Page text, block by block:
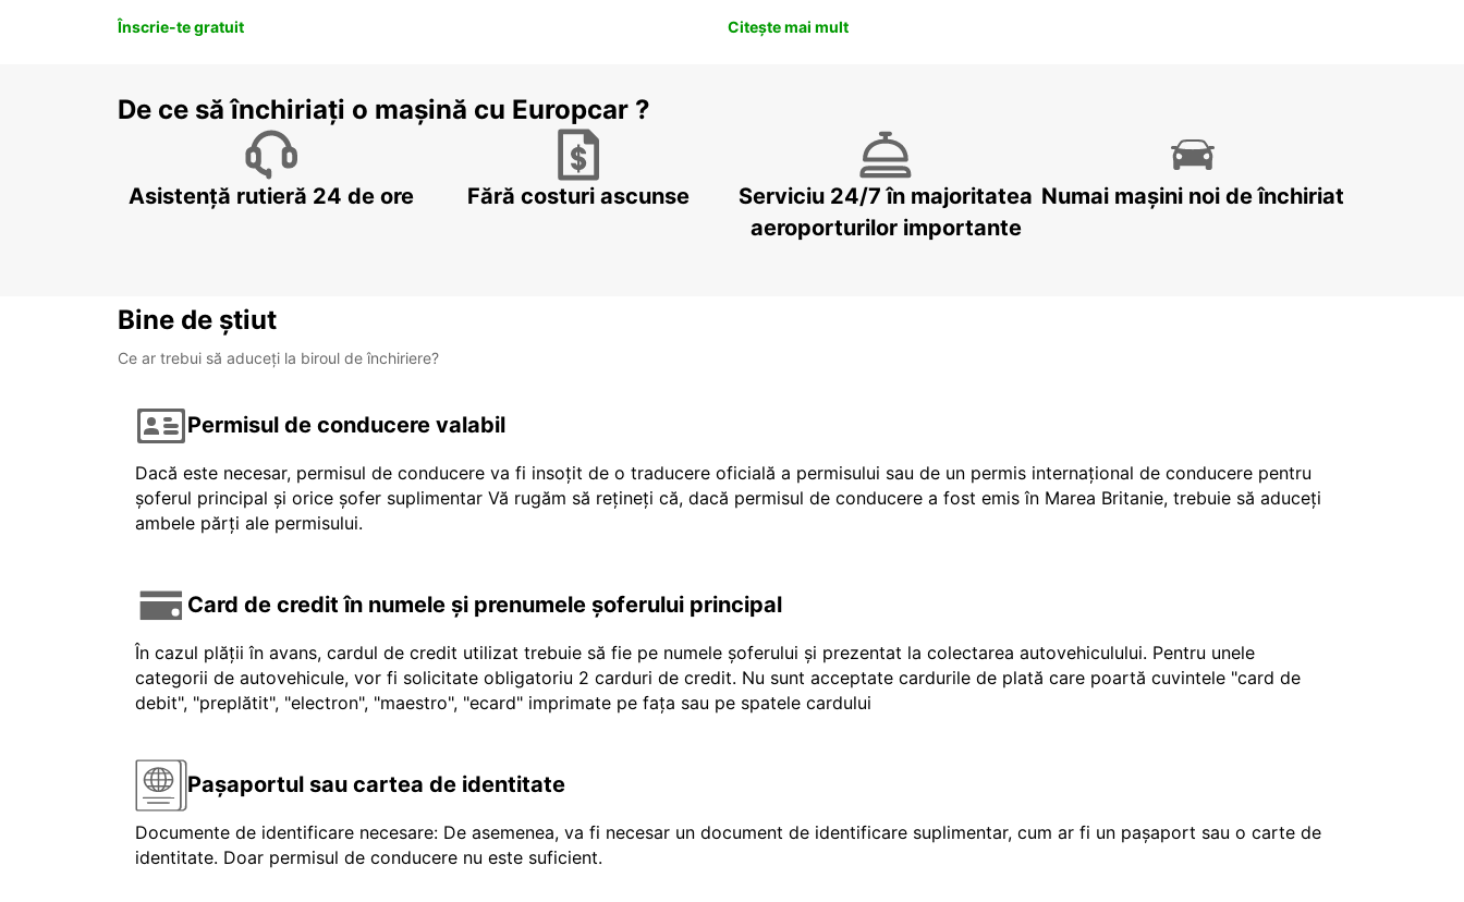
Înscrie-te gratuit Citește mai mult
De ce să închiriați o mașină cu Europcar ?
Asistență rutieră 24 de ore Fără costuri ascunse
Serviciu 24/7 în majoritatea
aeroporturilor importante
Numai mașini noi de închiriat
Bine de știut
Ce ar trebui să aduceți la biroul de închiriere?
Permisul de conducere valabil
Dacă este necesar, permisul de conducere va fi insoțit de o traducere oficială a permisului sau de un permis internațional de conducere pentru
șoferul principal și orice șofer suplimentar Vă rugăm să rețineți că, dacă permisul de conducere a fost emis în Marea Britanie, trebuie să aduceți
ambele părți ale permisului.
Card de credit în numele și prenumele șoferului principal
În cazul plății în avans, cardul de credit utilizat trebuie să fie pe numele șoferului și prezentat la colectarea autovehiculului. Pentru unele
categorii de autovehicule, vor fi solicitate obligatoriu 2 carduri de credit. Nu sunt acceptate cardurile de plată care poartă cuvintele "card de
debit", "preplătit", "electron", "maestro", "ecard" imprimate pe fața sau pe spatele cardului
Pașaportul sau cartea de identitate
Documente de identificare necesare: De asemenea, va fi necesar un document de identificare suplimentar, cum ar fi un pașaport sau o carte de
identitate. Doar permisul de conducere nu este suficient.